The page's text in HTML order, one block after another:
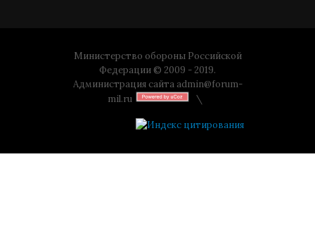
Министерство обороны Российской
Федерации © 2009 - 2019.
Администрация сайта admin@forum-
mil.ru